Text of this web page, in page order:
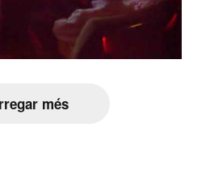
més